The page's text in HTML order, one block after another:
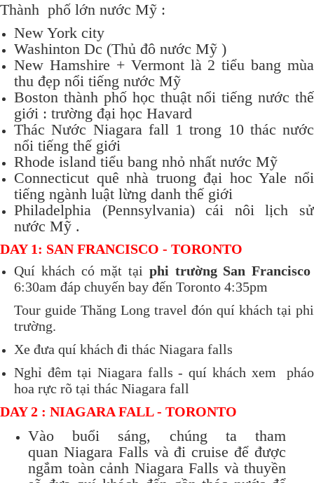
Thành phố lớn nước Mỹ :
New York city
Washinton Dc (Thủ đô nước Mỹ )
New Hamshire + Vermont là 2 tiểu bang mùa
thu đẹp nổi tiếng nước Mỹ
Boston thành phố học thuật nổi tiếng nước thế
giới : trường đại học Havard
Thác Nước Niagara fall 1 trong 10 thác nước
nổi tiếng thế giới
Rhode island tiểu bang nhỏ nhất nước Mỹ
Connecticut quê nhà truong đại hoc Yale nổi
tiếng ngành luật lừng danh thế giới
Philadelphia (Pennsylvania) cái nôi lịch sử
nước Mỹ .
DAY 1: SAN FRANCISCO - TORONTO
Quí khách có mặt tại phi trường San Francisco
6:30am đáp chuyến bay đến Toronto 4:35pm
Tour guide Thăng Long travel đón quí khách tại phi
trường.
Xe đưa quí khách đi thác Niagara falls
Nghỉ đêm tại Niagara falls - quí khách xem pháo
hoa rực rõ tại thác Niagara fall
DAY 2 : NIAGARA FALL - TORONTO
Vào buổi sáng, chúng ta tham
quan Niagara Falls và đi cruise để được
ngắm toàn cảnh Niagara Falls và thuyền